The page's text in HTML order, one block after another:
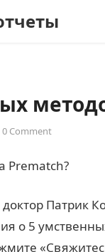
0 Comment
Prematch?
доктор Патрик
о 5